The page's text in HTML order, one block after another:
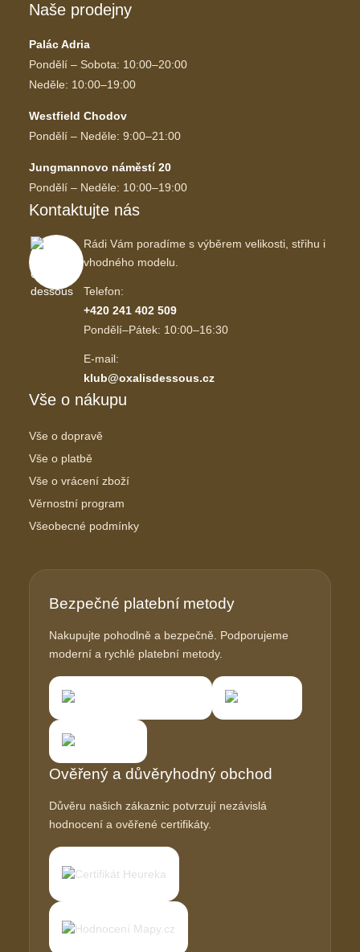
Naše prodejny
Palác Adria
Pondělí – Sobota: 10:00–20:00
Neděle: 10:00–19:00
Westfield Chodov
Pondělí – Neděle: 9:00–21:00
Jungmannovo náměstí 20
Pondělí – Neděle: 10:00–19:00
Kontaktujte nás
Rádi Vám poradíme s výběrem velikosti, střihu i
vhodného modelu.
Telefon:
+420 241 402 509
Pondělí–Pátek: 10:00–16:30
E-mail:
klub@oxalisdessous.cz
Vše o nákupu
Vše o dopravě
Vše o platbě
Vše o vrácení zboží
Věrnostní program
Všeobecné podmínky
Bezpečné platební metody
Nakupujte pohodlně a bezpečně. Podporujeme
moderní a rychlé platební metody.
Ověřený a důvěryhodný obchod
Důvěru našich zákaznic potvrzují nezávislá
hodnocení a ověřené certifikáty.